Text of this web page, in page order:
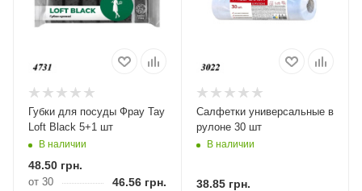
Губки для посуды Фрау Тау
Loft Black 5+1 шт
В наличии
48.50 грн.
от 30 46.56 грн.
Салфетки универсальные в
рулоне 30 шт
В наличии
38.85грн.